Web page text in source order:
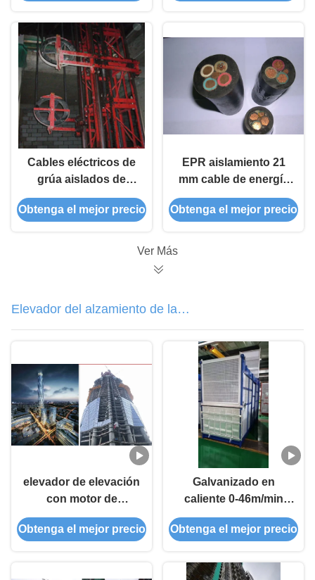
Cables eléctricos de
grúa aislados de
caucho de 34,5 mm
resistentes al impacto
Obtenga el mejor precio
EPR aislamiento 21
mm cable de energía
multi núcleo con
conductor de cobre
Obtenga el mejor precio
Ver Más
Elevador del alzamiento de la
construcción
elevador de elevación
con motor de
construcción de
bóveda
Obtenga el mejor precio
Galvanizado en
caliente 0-46m/min
Rack and Pinion
Construction Hoist
personalizado
Obtenga el mejor precio